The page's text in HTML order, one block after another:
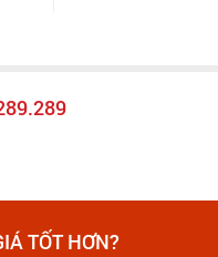
TỐT HƠN?